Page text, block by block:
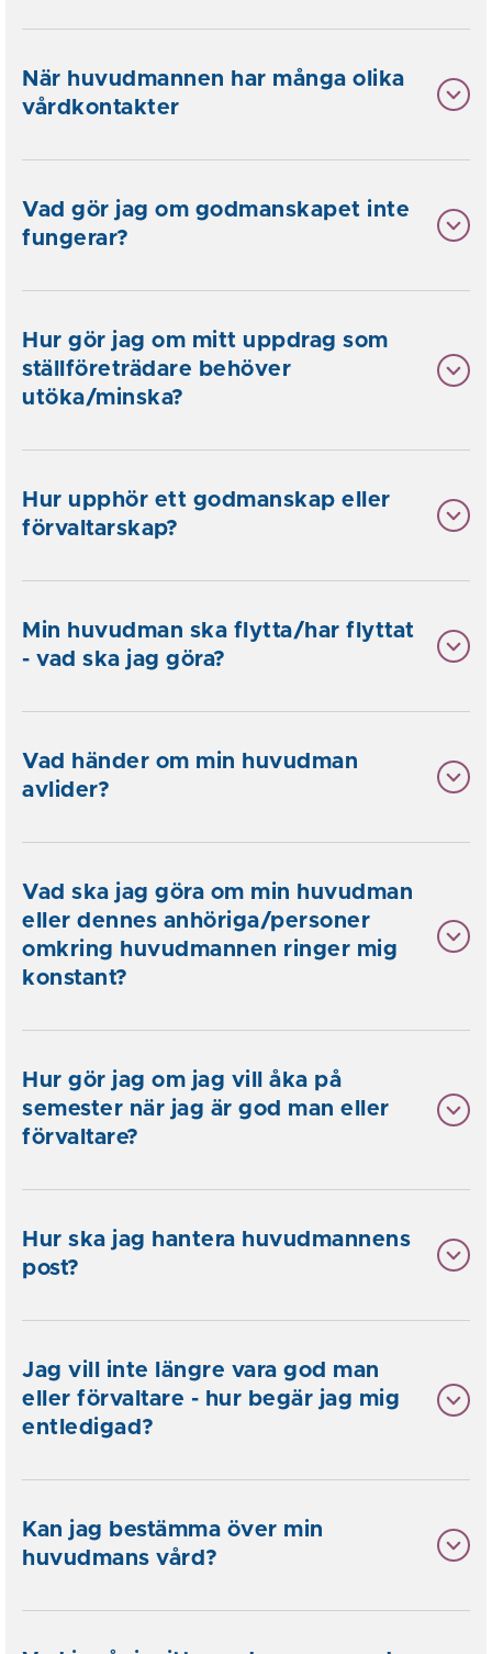
När huvudmannen har många olika
vårdkontakter
Vad gör jag om godmanskapet inte
fungerar?
Hur gör jag om mitt uppdrag som
ställföreträdare behöver
utöka/minska?
Hur upphör ett godmanskap eller
förvaltarskap?
Min huvudman ska flytta/har flyttat
- vad ska jag göra?
Vad händer om min huvudman
avlider?
Vad ska jag göra om min huvudman
eller dennes anhöriga/personer
omkring huvudmannen ringer mig
konstant?
Hur gör jag om jag vill åka på
semester när jag är god man eller
förvaltare?
Hur ska jag hantera huvudmannens
post?
Jag vill inte längre vara god man
eller förvaltare - hur begär jag mig
entledigad?
Kan jag bestämma över min
huvudmans vård?